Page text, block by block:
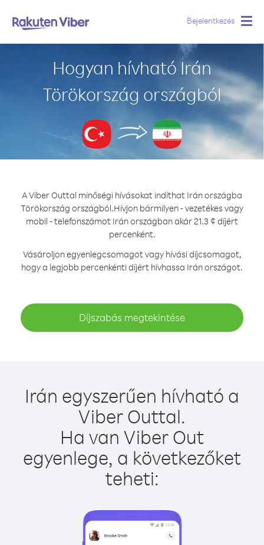
Bejelentkezés
Hogyan hívható Irán
Törökország országból
A Viber Outtal minőségi hívásokat indíthat Irán országba
Törökország országból.Hívjon bármilyen - vezetékes vagy
mobil - telefonszámot Irán országban akár 21.3 ¢ díjért
percenként.
Vásároljon egyenlegcsomagot vagy hívási díjcsomagot,
hogy a legjobb percenkénti díjért hívhassa Irán országot.
Díjszabás megtekintése
Irán egyszerűen hívható a
Viber Outtal.
Ha van Viber Out
egyenlege, a következőket
teheti: